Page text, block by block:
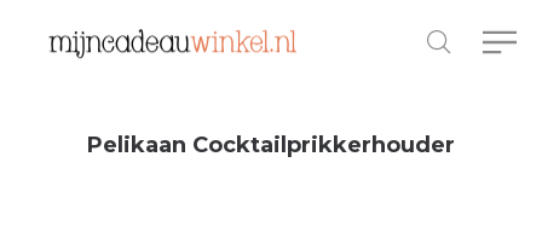
Pelikaan Cocktailprikkerhouder